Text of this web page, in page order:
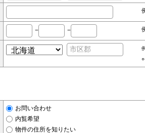
− −
お問い合わせ
内覧希望
物件の住所を知りたい